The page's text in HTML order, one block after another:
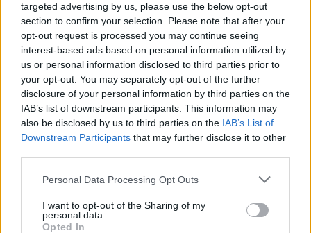
targeted advertising by us, please use the below opt-out
section to confirm your selection. Please note that after your
opt-out request is processed you may continue seeing
interest-based ads based on personal information utilized by
us or personal information disclosed to third parties prior to
your opt-out. You may separately opt-out of the further
disclosure of your personal information by third parties on the
IAB’s list of downstream participants. This information may
also be disclosed by us to third parties on the IAB’s List of
Downstream Participants that may further disclose it to other
Personal Data Processing Opt Outs
I want to opt-out of the Sharing of my
personal data.
Opted In